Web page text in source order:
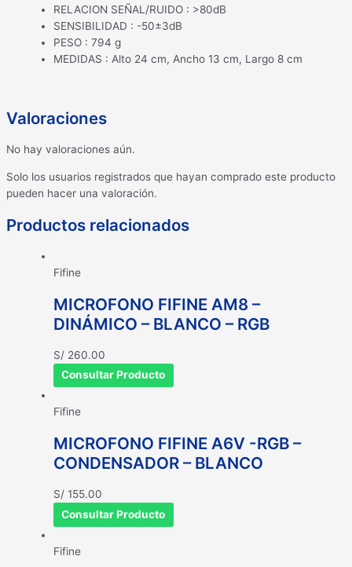
RELACION SEÑAL/RUIDO : >80dB
SENSIBILIDAD : -50±3dB
PESO : 794 g
MEDIDAS : Alto 24 cm, Ancho 13 cm, Largo 8 cm
Valoraciones
No hay valoraciones aún.
Solo los usuarios registrados que hayan comprado este producto
pueden hacer una valoración.
Productos relacionados
Fifine
MICROFONO FIFINE AM8 –
DINÁMICO – BLANCO – RGB
S/ 260.00
Consultar Producto
Fifine
MICROFONO FIFINE A6V -RGB –
CONDENSADOR – BLANCO
S/ 155.00
Consultar Producto
Fifine